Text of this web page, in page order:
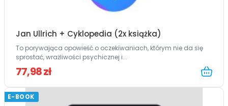
Jan Ullrich + Cyklopedia (2x książka)
To porywająca opowieść o oczekiwaniach, którym nie da się
sprostać, wrażliwości psychicznej i...
77,98 zł
E-BOOK